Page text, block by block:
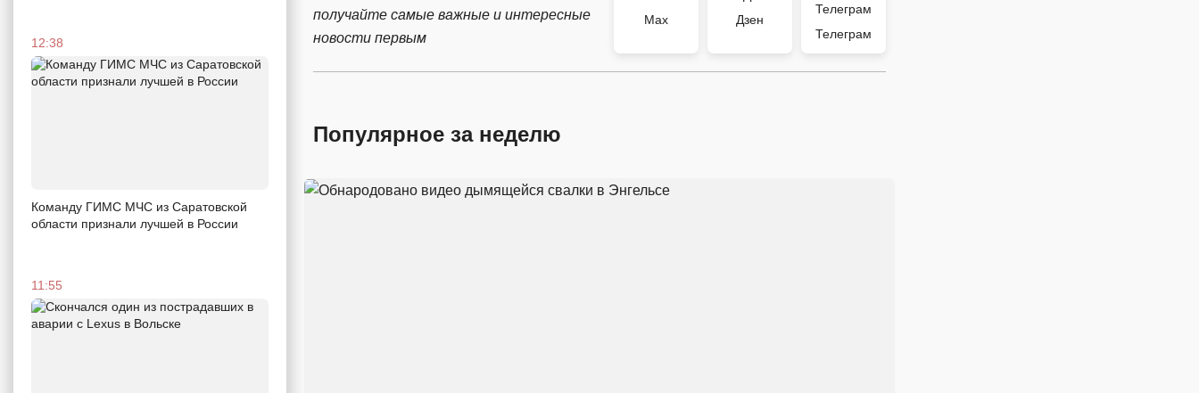
12:38
Команду ГИМС МЧС из Саратовской
области признали лучшей в России
11:55
получайте самые важные и интересные
новости первым
Max
Дзен
Телеграм
Популярное за неделю